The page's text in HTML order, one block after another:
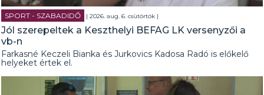
SPORT - SZABADIDŐ | 2026. aug. 6. csütörtök |
Jól szerepeltek a Keszthelyi BEFAG LK versenyzői a
vb-n
Farkasné Keczeli Bianka és Jurkovics Kadosa Radó is előkelő
helyeket értek el.